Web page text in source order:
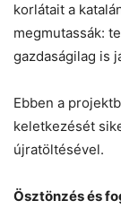
korlátait a
megmutassák:
gazdaságilag is
Ebben a
keletkezését
újratöltésével.
Ösztönzés és